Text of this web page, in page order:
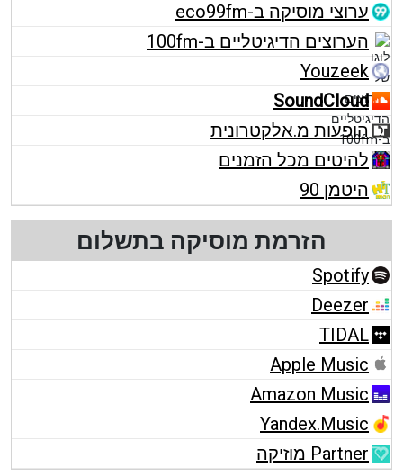
ערוצי מוסיקה ב-eco99fm
הערוצים הדיגיטליים ב-100fm
Youzeek
SoundCloud
הופעות מ.אלקטרונית
להיטים מכל הזמנים
היטמן 90
הזרמת מוסיקה בתשלום
Spotify
Deezer
TIDAL
Apple Music
Amazon Music
Yandex.Music
Partner מוזיקה